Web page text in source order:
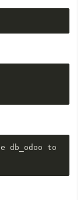
db_odoo to